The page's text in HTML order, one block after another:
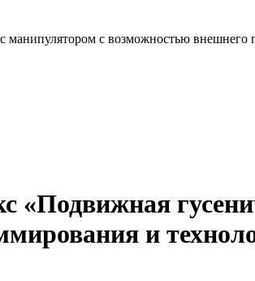
с возможностью
«Подвижная
и